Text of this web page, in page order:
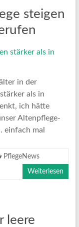
steigen
in der
als in
ich hätte
Altenpflege-
einfach mal
PflegeNews
Weiterlesen
leere